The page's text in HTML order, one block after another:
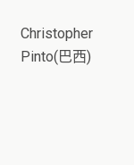
Christopher
Pinto(巴西)